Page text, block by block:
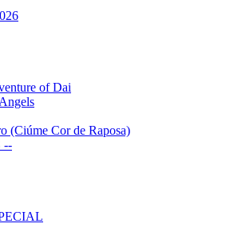
of Dai
(Ciúme Cor de Raposa)
--